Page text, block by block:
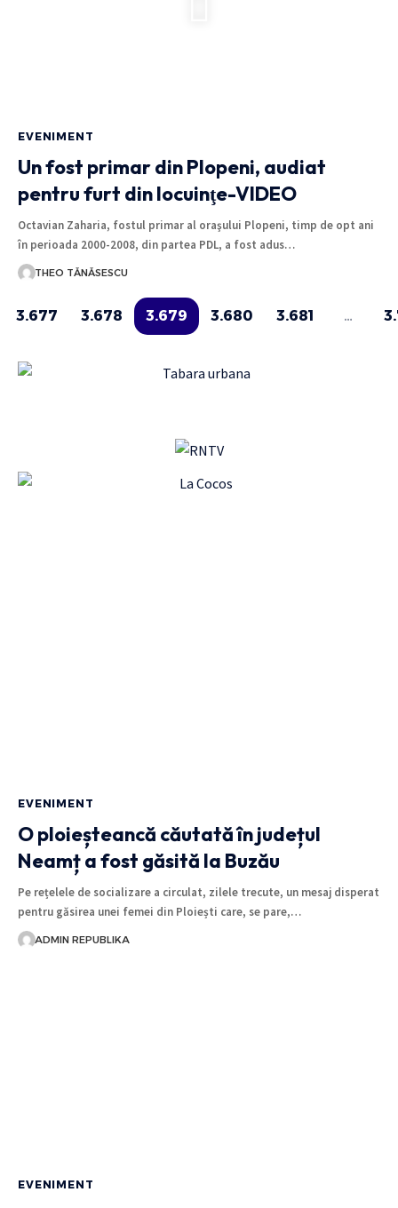
EVENIMENT
Un fost primar din Plopeni, audiat
pentru furt din locuinţe-VIDEO
Octavian Zaharia, fostul primar al oraşului Plopeni, timp de opt ani
în perioada 2000-2008, din partea PDL, a fost adus…
THEO TĂNĂSESCU
3.677 3.678 3.679 3.680 3.681 …
EVENIMENT
O ploieșteancă căutată în județul
Neamț a fost găsită la Buzău
Pe rețelele de socializare a circulat, zilele trecute, un mesaj disperat
pentru găsirea unei femei din Ploiești care, se pare,…
ADMIN REPUBLIKA
EVENIMENT